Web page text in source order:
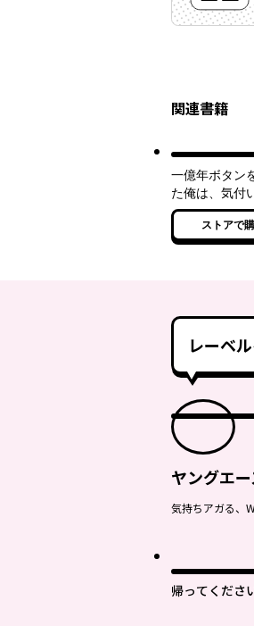
関連書籍
一億年ボタン
た俺は、気付
強になって
落第剣士の学
ストアで
レーベ
ヤングエ
気持ちアガる、
帰ってくださ